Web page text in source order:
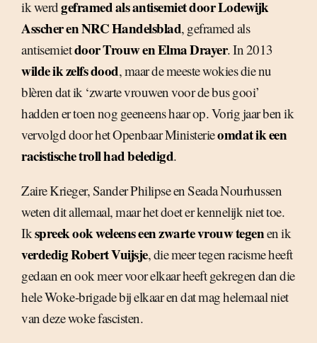
ik werdgeframed als antisemiet door Lodewijk
Asscher en NRC Handelsblad, geframed als
antisemietdoor Trouw en Elma Drayer. In 2013
wilde ik zelfs dood, maar de meeste wokies die nu
blèren dat ik ‘zwarte vrouwen voor de bus gooi’
hadden er toen nog geeneens haar op. Vorig jaar ben ik
vervolgd door het Openbaar Ministerieomdat ik een
racistische troll had beledigd.
Zaire Krieger, Sander Philipse en Seada Nourhussen
weten dit allemaal, maar het doet er kennelijk niet toe.
Ikspreek ook weleens een zwarte vrouw tegenen ik
verdedig Robert Vuijsje, die meer tegen racisme heeft
gedaan en ook meer voor elkaar heeft gekregen dan die
hele Woke-brigade bij elkaar en dat mag helemaal niet
van deze woke fascisten.